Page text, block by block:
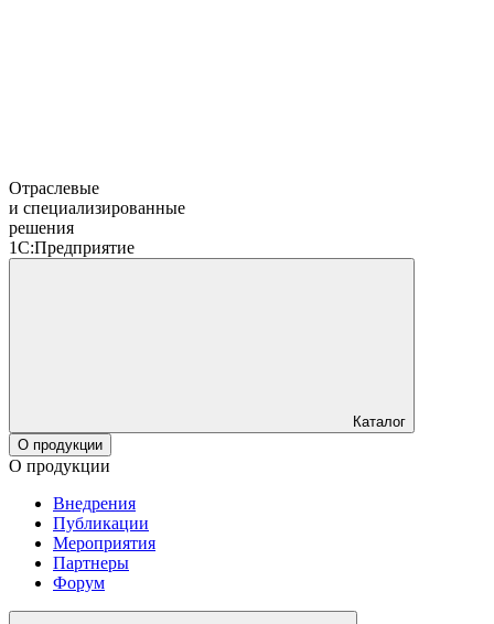
Отраслевые
и специализированные
решения
1С:Предприятие
Каталог
О продукции
О продукции
Внедрения
Публикации
Мероприятия
Партнеры
Форум